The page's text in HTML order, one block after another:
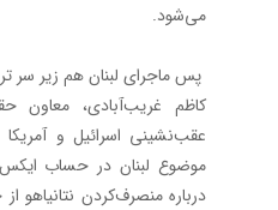
می‌شود.
پس ماجرای لبنان هم زیر سر
کاظم غریب‌آبادی، معاون
عقب‌نشینی اسرائیل و آمریکا
موضوع لبنان در حساب
درباره منصرف‌کردن نتانیاهو